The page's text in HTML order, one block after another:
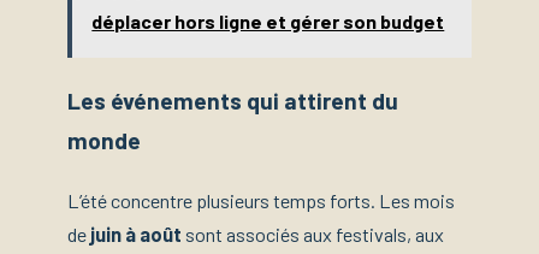
déplacer hors ligne et gérer son budget
Les événements qui attirent du
monde
L’été concentre plusieurs temps forts. Les mois
de juin à août sont associés aux festivals, aux